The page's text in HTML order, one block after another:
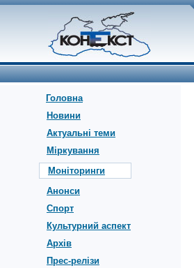
Головна
Новини
Актуальні теми
Міркування
Моніторинги
Анонси
Спорт
Культурний аспект
Архів
Прес-релізи